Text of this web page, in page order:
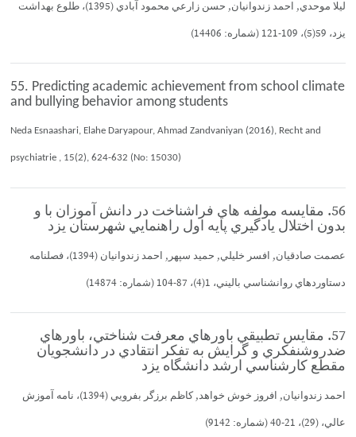
ليلا موحدي, احمد زندوانيان, حسن زارعي محمود آبادي (1395)، طلوع بهداشت
يزد، 59(5)، 109-121 (شماره: 14406)
55. Predicting academic achievement from school climate
and bullying behavior among students
Neda Esnaashari, Elahe Daryapour, Ahmad Zandvaniyan (2016), Recht and
psychiatrie , 15(2), 624-632 (No: 15030)
56. مقايسه مولفه هاي فراشناخت در دانش آموزان با و
بدون اختلال يادگيري پايه اول راهنمايي شهرستان يزد
عصمت صادقيان, افسر خليلي, حميد سپهر, احمد زندوانيان (1394)، فصلنامه
دستاوردهاي روانشناسي باليني، 1(4)، 87-104 (شماره: 14874)
57. مقايس تطبيقي باورهاي معرفت شناختي، باورهاي
ضدروشنفكري و گرايش به تفكر انتقادي در دانشجويان
مقطع كارشناسي ارشد دانشگاه يزد
احمد زندوانيان, افروز خوش خواهد, كاظم برزگر بفرويي (1394)، نامه آموزش
عالي، (29)، 21-40 (شماره: 9142)